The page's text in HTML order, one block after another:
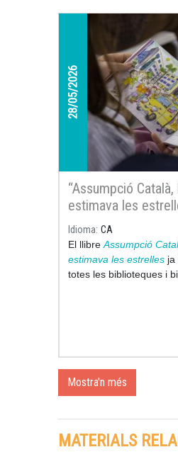
28/05/2026
“Assumpció
estimava les
totes les
Catalunya
Idioma CA
El llibre Assumpció
estimava les estrelles ja
totes les biblioteques i
Mostra'n més
MATERIALS